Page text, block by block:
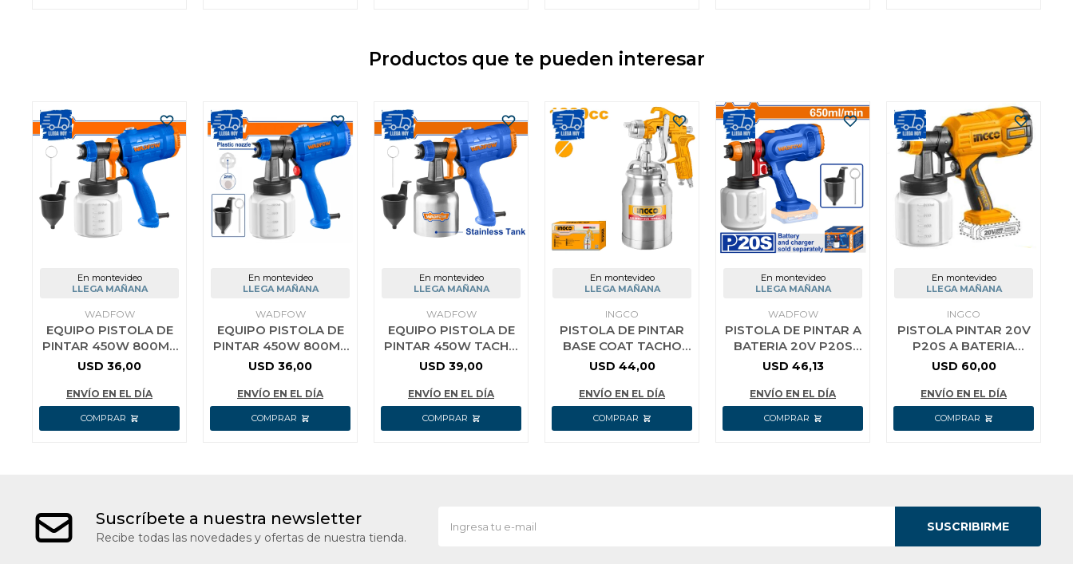
Productos que te pueden interesar
En montevideo
LLEGA MAÑANA
WADFOW
EQUIPO PISTOLA DE
PINTAR 450W 800ML
WADFOW WEG1A01
USD 36,00
ENVÍO EN EL DÍA
En montevideo
LLEGA MAÑANA
WADFOW
EQUIPO PISTOLA DE
PINTAR 450W 800ML
WADFOW WEG1A16
USD 36,00
ENVÍO EN EL DÍA
En montevideo
LLEGA MAÑANA
WADFOW
EQUIPO PISTOLA DE
PINTAR 450W TACHO
METAL WADFOW
USD 39,00
ENVÍO EN EL DÍA
En montevideo
LLEGA MAÑANA
INGCO
PISTOLA DE PINTAR
BASE COAT TACHO
ABAJO 1000CC 1.8MM
USD 44,00
ENVÍO EN EL DÍA
En montevideo
LLEGA MAÑANA
WADFOW
PISTOLA DE PINTAR A
BATERIA 20V P20S
650ML/MIN SIN BAT
WSU3066
USD 46,13
ENVÍO EN EL DÍA
En montevideo
LLEGA MAÑANA
INGCO
PISTOLA PINTAR 20V
P20S A BATERIA
INGCO CSGLI2003
USD 60,00
ENVÍO EN EL DÍA
Suscríbete a nuestra newsletter
Recibe todas las novedades y ofertas de nuestra tienda.
SUSCRIBIRME